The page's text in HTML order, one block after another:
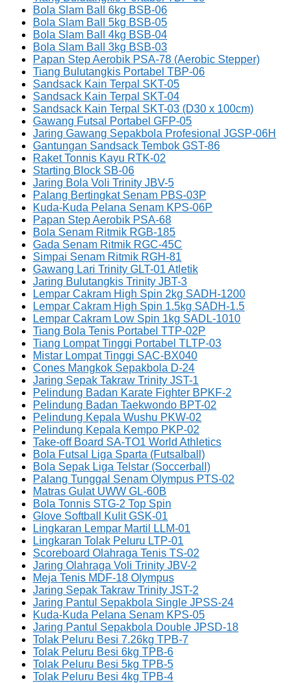
Bola Slam Ball 6kg BSB-06
Bola Slam Ball 5kg BSB-05
Bola Slam Ball 4kg BSB-04
Bola Slam Ball 3kg BSB-03
Papan Step Aerobik PSA-78 (Aerobic Stepper)
Tiang Bulutangkis Portabel TBP-06
Sandsack Kain Terpal SKT-05
Sandsack Kain Terpal SKT-04
Sandsack Kain Terpal SKT-03 (D30 x 100cm)
Gawang Futsal Portabel GFP-05
Jaring Gawang Sepakbola Profesional JGSP-06H
Gantungan Sandsack Tembok GST-86
Raket Tonnis Kayu RTK-02
Starting Block SB-06
Jaring Bola Voli Trinity JBV-5
Palang Bertingkat Senam PBS-03P
Kuda-Kuda Pelana Senam KPS-06P
Papan Step Aerobik PSA-68
Bola Senam Ritmik RGB-185
Gada Senam Ritmik RGC-45C
Simpai Senam Ritmik RGH-81
Gawang Lari Trinity GLT-01 Atletik
Jaring Bulutangkis Trinity JBT-3
Lempar Cakram High Spin 2kg SADH-1200
Lempar Cakram High Spin 1.5kg SADH-1.5
Lempar Cakram Low Spin 1kg SADL-1010
Tiang Bola Tenis Portabel TTP-02P
Tiang Lompat Tinggi Portabel TLTP-03
Mistar Lompat Tinggi SAC-BX040
Cones Mangkok Sepakbola D-24
Jaring Sepak Takraw Trinity JST-1
Pelindung Badan Karate Fighter BPKF-2
Pelindung Badan Taekwondo BPT-02
Pelindung Kepala Wushu PKW-02
Pelindung Kepala Kempo PKP-02
Take-off Board SA-TO1 World Athletics
Bola Futsal Liga Sparta (Futsalball)
Bola Sepak Liga Telstar (Soccerball)
Palang Tunggal Senam Olympus PTS-02
Matras Gulat UWW GL-60B
Bola Tonnis STG-2 Top Spin
Glove Softball Kulit GSK-01
Lingkaran Lempar Martil LLM-01
Lingkaran Tolak Peluru LTP-01
Scoreboard Olahraga Tenis TS-02
Jaring Olahraga Voli Trinity JBV-2
Meja Tenis MDF-18 Olympus
Jaring Sepak Takraw Trinity JST-2
Jaring Pantul Sepakbola Single JPSS-24
Kuda-Kuda Pelana Senam KPS-05
Jaring Pantul Sepakbola Double JPSD-18
Tolak Peluru Besi 7.26kg TPB-7
Tolak Peluru Besi 6kg TPB-6
Tolak Peluru Besi 5kg TPB-5
Tolak Peluru Besi 4kg TPB-4